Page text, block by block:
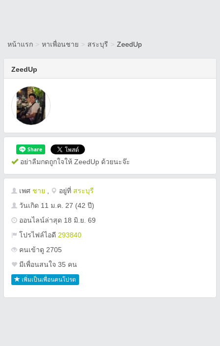
หน้าแรก > หาเพื่อนชาย > สระบุรี > ZeedUp
ZeedUp
อย่าลืมกดถูกใจให้ ZeedUp ด้วยนะจ๊ะ
เพศ ชาย อยู่ที่ สระบุรี
วันเกิด 11 ม.ค. 27 (42 ปี)
ออนไลน์ล่าสุด 18 มิ.ย. 69
โปรไฟล์ไอดี 293840
คนเข้าดู 2705
มีเพื่อนสนใจ 35 คน
เพิ่มเป็นเพื่อนคนโปรด